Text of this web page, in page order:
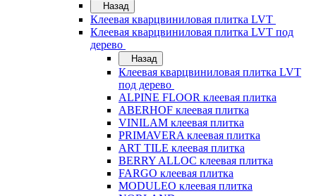
Назад
Клеевая кварцвиниловая плитка LVT
Клеевая кварцвиниловая плитка LVT под
дерево
Назад
Клеевая кварцвиниловая плитка LVT
под дерево
ALPINE FLOOR клеевая плитка
ABERHOF клеевая плитка
VINILAM клеевая плитка
PRIMAVERA клеевая плитка
ART TILE клеевая плитка
BERRY ALLOC клеевая плитка
FARGO клеевая плитка
MODULEO клеевая плитка